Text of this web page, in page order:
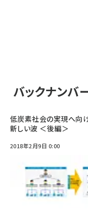
バックナンバ
低炭素社会の実現へ向
新しい波 ＜後編＞
2018年2月9日 0:00